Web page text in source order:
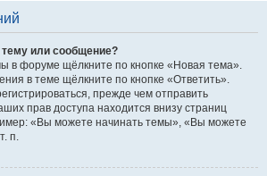
или сообщение?
в форуме щёлкните по кнопке «Новая тема».
в теме щёлкните по кнопке «Ответить».
прежде чем отправить
прав доступа находится внизу страниц
«Вы можете начинать темы», «Вы можете
п.